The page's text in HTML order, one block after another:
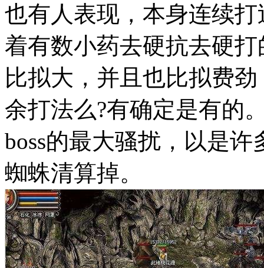
也有人表现，本身连续
着有数小药去硬抗去硬
比拟大，并且也比拟费
余打法么?有确定是有的
boss的最大骚扰，以是
蜘蛛清算掉。